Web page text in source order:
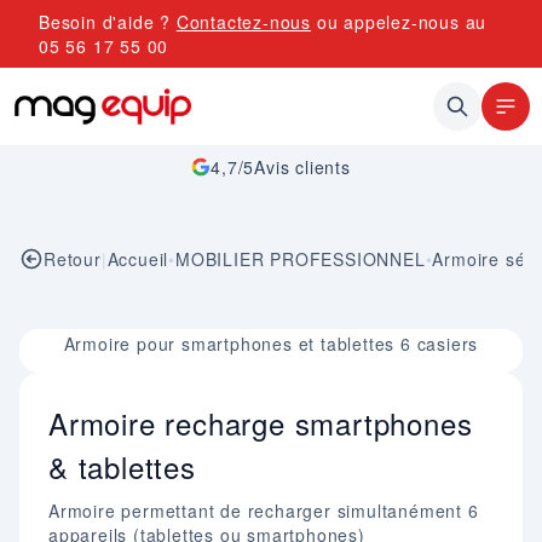
Allez au contenu
Besoin d'aide ? Contactez-nous ou appelez-nous au
05 56 17 55 00
4,7/5Avis clients
Retour|Accueil•MOBILIER PROFESSIONNEL•Armoire
Image 1 sur 1
Armoire pour smartphones et tablettes 6 casiers
Armoire recharge smartphones
& tablettes
Armoire permettant de recharger simultanément 6
appareils (tablettes ou smartphones)